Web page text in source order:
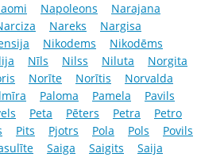
Napoleons
Narajana
Nareks
Nargisa
Nikodems
Nikodēms
Nīls Nilss Niluta
Norgita
Norīte Norītis
Norvalda
Paloma Pamela
Pavils
Peta Pēters Petra
Petro
Pits Pjotrs Pola Pols
Povils
Saiga Saigits
Saija